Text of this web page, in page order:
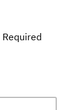
Required